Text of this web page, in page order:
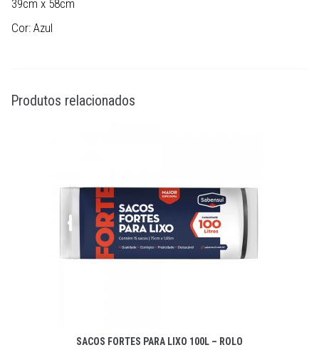
39cm x 58cm
Cor: Azul
Produtos relacionados
SACOS FORTES PARA LIXO 100L – ROLO